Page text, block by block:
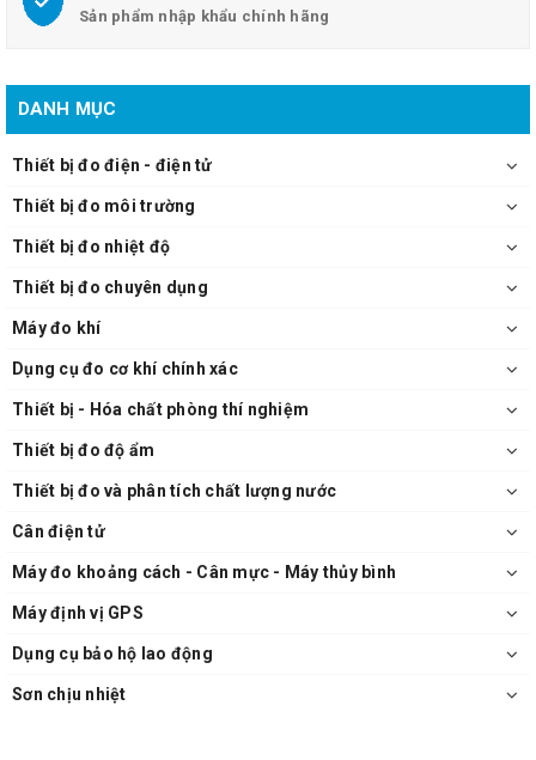
Sản phẩm nhập khẩu chính hãng
DANH MỤC
Thiết bị đo điện - điện tử
Thiết bị đo môi trường
Thiết bị đo nhiệt độ
Thiết bị đo chuyên dụng
Máy đo khí
Dụng cụ đo cơ khí chính xác
Thiết bị - Hóa chất phòng thí nghiệm
Thiết bị đo độ ẩm
Thiết bị đo và phân tích chất lượng nước
Cân điện tử
Máy đo khoảng cách - Cân mực - Máy thủy bình
Máy định vị GPS
Dụng cụ bảo hộ lao động
Sơn chịu nhiệt